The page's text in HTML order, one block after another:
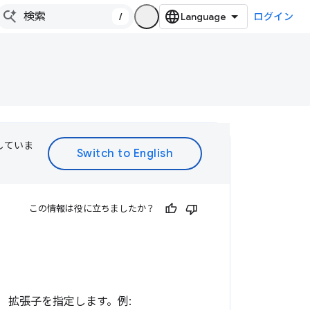
/ ログイン
ていま
この情報は役に立ちましたか？
拡張子を指定します。例: